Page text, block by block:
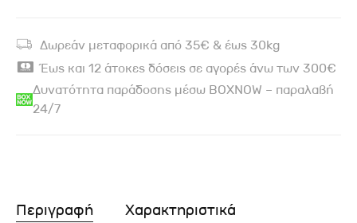
Δωρεάν μεταφορικά από 35€ & έως 30kg
Έως και 12 άτοκες δόσεις σε αγορές άνω των 300€
Δυνατότητα παράδοσης μέσω BOXNOW – παραλαβή
24/7
Περιγραφή Χαρακτηριστικά